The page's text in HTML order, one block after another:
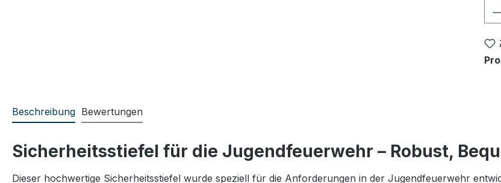
Beschreibung Bewertungen
Sicherheitsstiefel für die Jugendfeuerwehr – Robust,
Dieser hochwertige Sicherheitsstiefel wurde speziell für die Anforderungen in der Jugendfeuerwehr